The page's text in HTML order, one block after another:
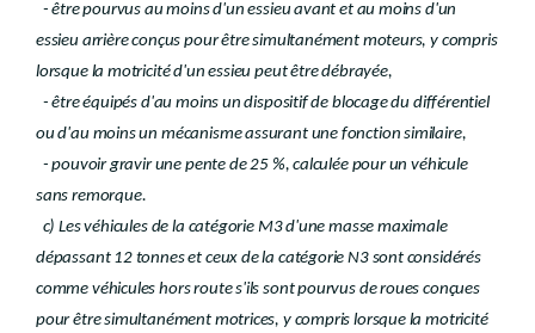
- être pourvus au moins d'un essieu avant et au moins d'un
essieu arrière conçus pour être simultanément moteurs, y compris
lorsque la motricité d'un essieu peut être débrayée,
- être équipés d'au moins un dispositif de blocage du différentiel
ou d'au moins un mécanisme assurant une fonction similaire,
- pouvoir gravir une pente de 25 %, calculée pour un véhicule
sans remorque.
c) Les véhicules de la catégorie M3 d'une masse maximale
dépassant 12 tonnes et ceux de la catégorie N3 sont considérés
comme véhicules hors route s'ils sont pourvus de roues conçues
pour être simultanément motrices, y compris lorsque la motricité